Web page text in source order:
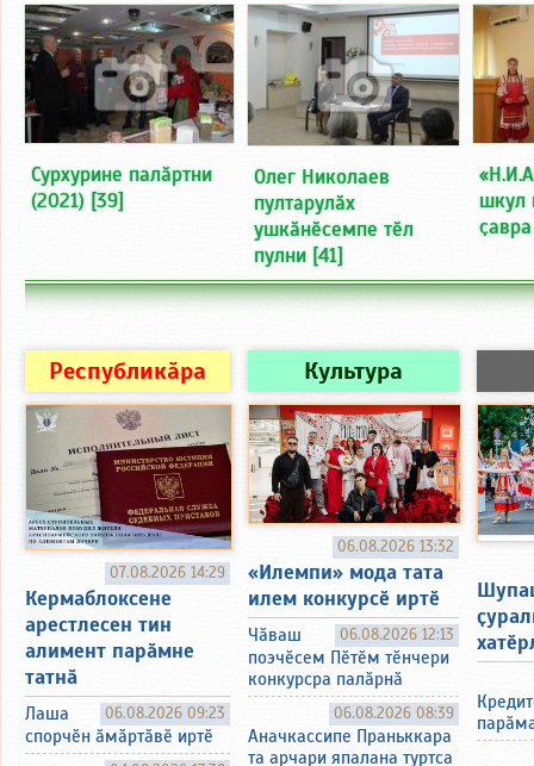
Сурхурине палӑртни
(2021) [39]
Олег Николаев
пултарулӑх
ушкӑнӗсемпе тӗл
пулни[41]
шкул
Республикӑра
07.08.2026 14:29
Кермаблоксене
арестлесен тин
алимент парӑмне
татнӑ
06.08.2026 09:23
Лаша
спорчӗн ӑмӑртӑвӗ иртӗ
Культура
06.08.2026 13:32
«Илемпи» мода тата
илем конкурсӗ иртӗ
06.08.2026 12:13
Чӑваш
поэчӗсем Пӗтӗм тӗнчери
конкурсра палӑрнӑ
06.08.2026 08:39
Аначкассипе Праньккара
та арчари япалана туртса